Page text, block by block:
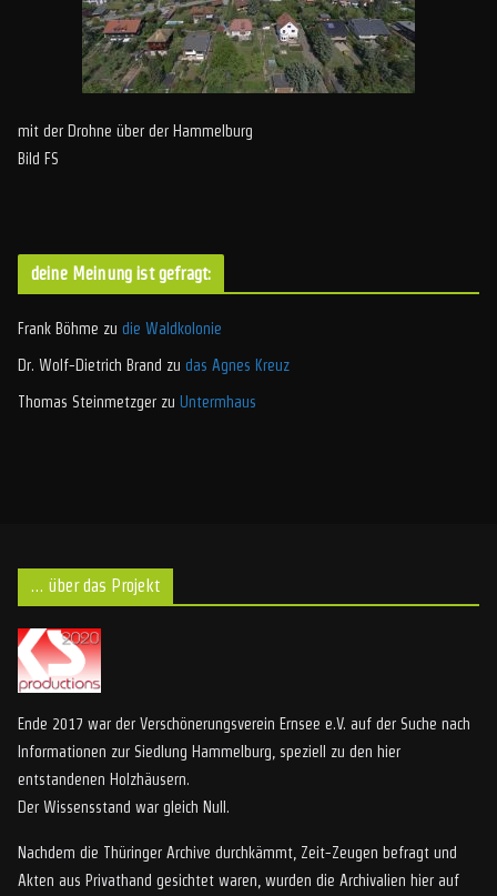
mit der Drohne über der Hammelburg
Bild FS
deine Meinung ist gefragt:
Frank Böhme zu die Waldkolonie
Dr. Wolf-Dietrich Brand zu das Agnes Kreuz
Thomas Steinmetzger zu Untermhaus
… über das Projekt
Ende 2017 war der Verschönerungsverein Ernsee e.V. auf der Suche nach
Informationen zur Siedlung Hammelburg, speziell zu den hier
entstandenen Holzhäusern.
Der Wissensstand war gleich Null.
Nachdem die Thüringer Archive durchkämmt, Zeit-Zeugen befragt und
Akten aus Privathand gesichtet waren, wurden die Archivalien hier auf